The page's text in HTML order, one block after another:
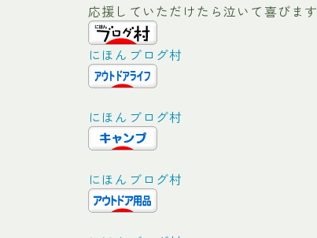
応援していただけたら泣いて喜びます
にほんブログ村
にほんブログ村
にほんブログ村